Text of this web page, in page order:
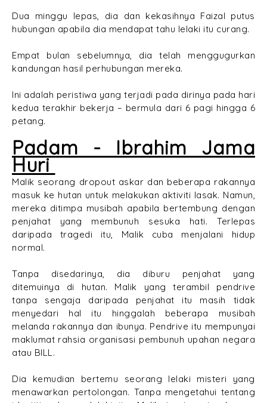
Dua minggu lepas, dia dan kekasihnya Faizal putus
hubungan apabila dia mendapat tahu lelaki itu curang.
Empat bulan sebelumnya, dia telah menggugurkan
kandungan hasil perhubungan mereka.
Ini adalah peristiwa yang terjadi pada dirinya pada hari
kedua terakhir bekerja – bermula dari 6 pagi hingga 6
petang.
Padam - Ibrahim Jama
Huri
Malik seorang dropout askar dan beberapa rakannya
masuk ke hutan untuk melakukan aktiviti lasak. Namun,
mereka ditimpa musibah apabila bertembung dengan
penjahat yang membunuh sesuka hati. Terlepas
daripada tragedi itu, Malik cuba menjalani hidup
normal.
Tanpa disedarinya, dia diburu penjahat yang
ditemuinya di hutan. Malik yang terambil pendrive
tanpa sengaja daripada penjahat itu masih tidak
menyedari hal itu hinggalah beberapa musibah
melanda rakannya dan ibunya. Pendrive itu mempunyai
maklumat rahsia organisasi pembunuh upahan negara
atau BILL.
Dia kemudian bertemu seorang lelaki misteri yang
menawarkan pertolongan. Tanpa mengetahui tentang